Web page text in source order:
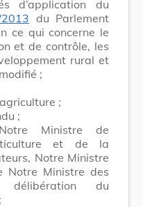
d’application du
du Parlement
ce qui concerne le
et de contrôle, les
rural et
;
;
;
Ministre de
et de la
Notre Ministre
Notre Ministre des
du